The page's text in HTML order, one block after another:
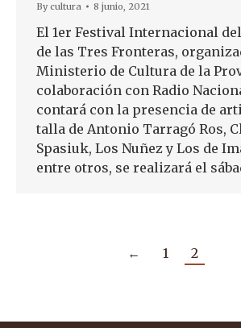
Bycultura 8 junio, 2021
El 1er Festival Internacional
de las Tres Fronteras,
Ministerio de Cultura de la
colaboración con Radio
contará con la presencia de
talla de Antonio Tarragó Ros,
Spasiuk, Los Nuñez y Los de
entre otros, se realizará el
← 1 2